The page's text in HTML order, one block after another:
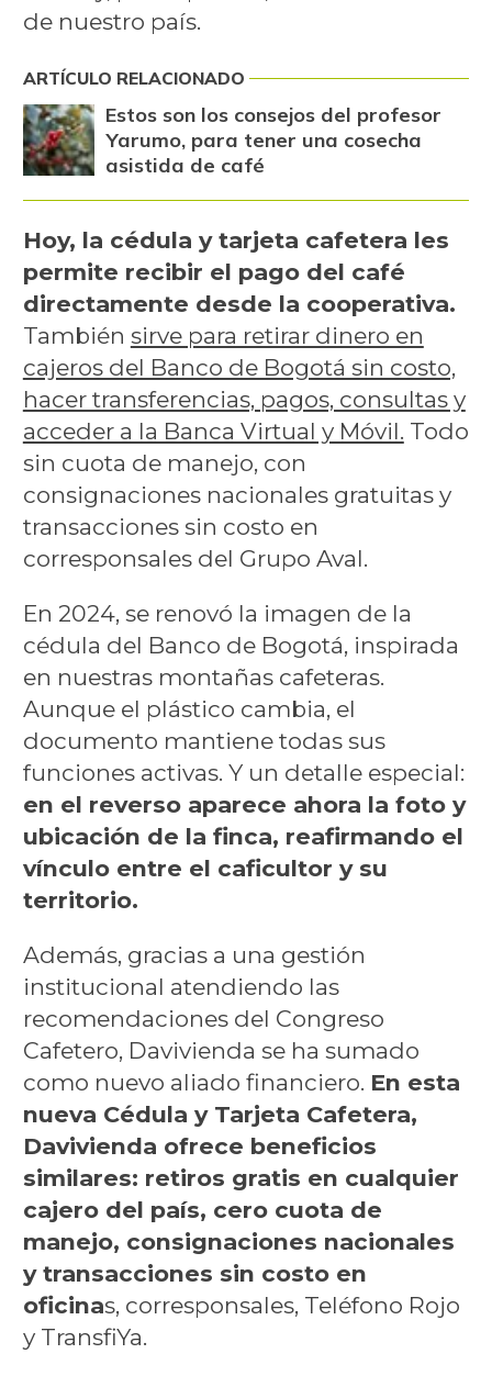
de nuestro país.
ARTÍCULO RELACIONADO
Estos son los consejos del profesor
Yarumo, para tener una cosecha
asistida de café
Hoy, la cédula y tarjeta cafetera les
permite recibir el pago del café
directamente desde la cooperativa.
También sirve para retirar dinero en
cajeros del Banco de Bogotá sin costo,
hacer transferencias, pagos, consultas y
acceder a la Banca Virtual y Móvil. Todo
sin cuota de manejo, con
consignaciones nacionales gratuitas y
transacciones sin costo en
corresponsales del Grupo Aval.
En 2024, se renovó la imagen de la
cédula del Banco de Bogotá, inspirada
en nuestras montañas cafeteras.
Aunque el plástico cambia, el
documento mantiene todas sus
funciones activas. Y un detalle especial:
en el reverso aparece ahora la foto y
ubicación de la finca, reafirmando el
vínculo entre el caficultor y su
territorio.
Además, gracias a una gestión
institucional atendiendo las
recomendaciones del Congreso
Cafetero, Davivienda se ha sumado
como nuevo aliado financiero. En esta
nueva Cédula y Tarjeta Cafetera,
Davivienda ofrece beneficios
similares: retiros gratis en cualquier
cajero del país, cero cuota de
manejo, consignaciones nacionales
y transacciones sin costo en
oficinas, corresponsales, Teléfono Rojo
y TransfiYa.